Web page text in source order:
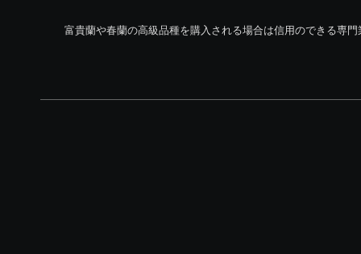
富貴蘭や春蘭の高級品種を購入される場合は信用のできる専